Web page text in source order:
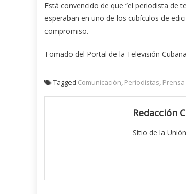
Está convencido de que “el periodista de
esperaban en uno de los cubículos de
compromiso.
Tomado del Portal de la Televisión Cubana
Tagged Comunicación, Periodistas,
Redacción
Sitio de la